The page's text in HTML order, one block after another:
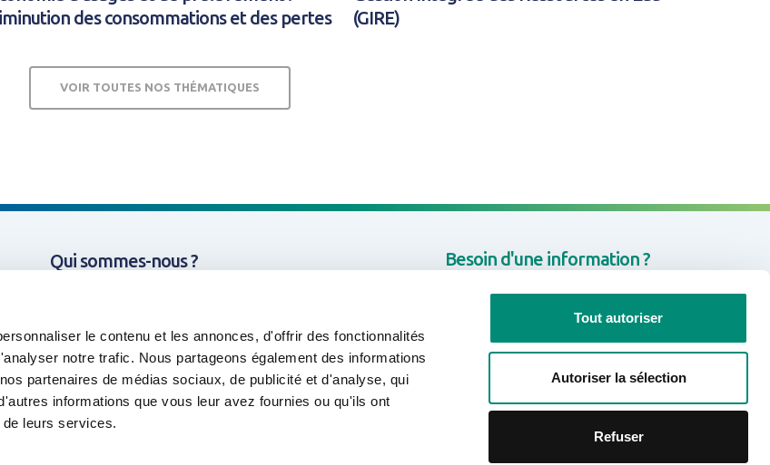
le contenu et les annonces, d'offrir des fonctionnalités
notre trafic. Nous partageons également des informations
partenaires de médias sociaux, de publicité et d'analyse, qui
informations que vous leur avez fournies ou qu'ils ont
leurs services.
Tout autoriser
Autoriser la sélection
Refuser
des consommations et des pertes
(GIRE)
VOIR TOUTES NOS THÉMATIQUES
Qui sommes-nous ?
Nos projets
Outils & Ressources
Besoin d'une information ?
CONTACTEZ-NOUS
Rejoignez-nous sur les réseaux
sociaux